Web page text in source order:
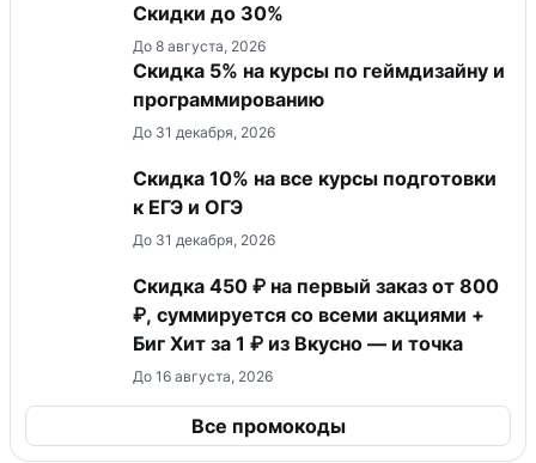
Скидки до 30%
До 8 августа, 2026
Скидка 5% на курсы по геймдизайну и
программированию
До 31 декабря, 2026
Cкидка 10% на все курсы подготовки
к ЕГЭ и ОГЭ
До 31 декабря, 2026
Скидка 450 ₽ на первый заказ от 800
₽, суммируется со всеми акциями +
Биг Хит за 1 ₽ из Вкусно — и точка
До 16 августа, 2026
Все промокоды